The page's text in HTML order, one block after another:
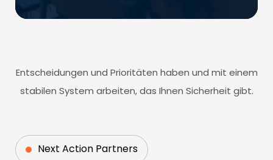
Entscheidungen und Prioritäten haben und mit einem
stabilen System arbeiten, das Ihnen Sicherheit gibt.
Next Action Partners